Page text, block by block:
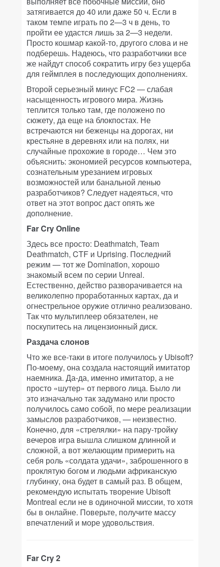
затягивается до 40 или даже 50 ч. Если в
таком темпе играть по 2—3 ч в день, то
пройти ее удастся лишь за 2—3 недели.
Просто кошмар какой-то, другого слова и не
подберешь. Надеюсь, что разработчики все
же найдут способ сократить игру без ущерба
для геймплея в последующих дополнениях.
Второй серьезный минус FC2 — слабая
насыщенность игрового мира. Жизнь
теплится только там, где положено по
сюжету, да еще на блокпостах. Не
встречаются ни беженцы на дорогах, ни
крестьяне в деревнях или на полях, ни
случайные прохожие в городе… Чем это
объяснить: экономией ресурсов компьютера,
сознательным урезанием игровых
возможностей или банальной ленью
разработчиков? Следует надеяться, что
ответ на этот вопрос даст опять же
дополнение.
Far Cry Online
Здесь все просто: Deathmatch, Team
Deathmatch, CTF и Uprising. Последний
режим — тот же Domination, хорошо
знакомый всем по серии Unreal.
Естественно, действо разворачивается на
великолепно проработанных картах, да и
огнестрельное оружие отлично реализовано.
Так что мультиплеер обязателен, не
поскупитесь на лицензионный диск.
Раздача слонов
Что же все-таки в итоге получилось у Ubisoft?
По-моему, она создала настоящий имитатор
наемника. Да-да, именно имитатор, а не
просто «шутер» от первого лица. Было ли
это изначально так задумано или просто
получилось само собой, по мере реализации
замыслов разработчиков, — неизвестно.
Конечно, для «стрелялки» на пару-тройку
вечеров игра вышла слишком длинной и
сложной, а вот желающим примерить на
себя роль «солдата удачи», заброшенного в
проклятую богом и людьми африканскую
глубинку, она будет в самый раз. В общем,
рекомендую испытать творение Ubisoft
Montreal если не в одиночной миссии, то хотя
бы в онлайне. Поверьте, получите массу
впечатлений и море удовольствия.
Far Cry 2